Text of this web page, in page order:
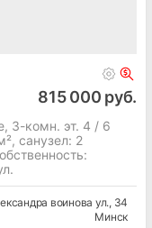
815 000 руб.
3-комн. эт. 4 / 6
cанузел: 2
воинова ул., 34
Минск